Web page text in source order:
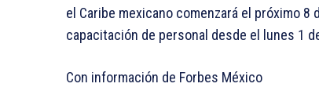
el Caribe mexicano comenzará el próximo
capacitación de personal desde el lunes 1
Con información de Forbes México